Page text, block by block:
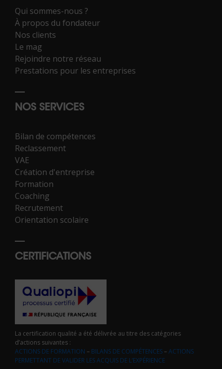
Qui sommes-nous ?
À propos du fondateur
Nos clients
Le mag
Rejoindre notre réseau
Prestations pour les entreprises
NOS SERVICES
Bilan de compétences
Reclassement
VAE
Création d'entreprise
Formation
Coaching
Recrutement
Orientation scolaire
CERTIFICATIONS
La certification qualité a été délivrée au titre des catégories
d’actions suivantes :
ACTIONS DE FORMATION – BILANS DE COMPÉTENCES–ACTIONS
PERMETTANT DE VALIDER LES ACQUIS DE L’EXPÉRIENCE